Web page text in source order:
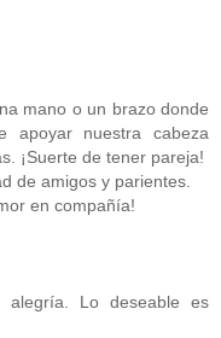
mano o un brazo donde
apoyar nuestra cabeza
¡Suerte de tener pareja!
de amigos y parientes.
en compañía!
alegría. Lo deseable es